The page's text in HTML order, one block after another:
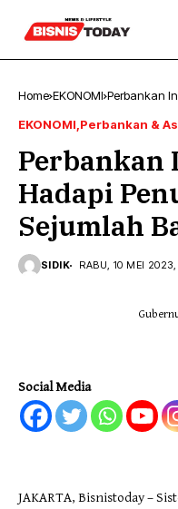
Home EKONOMI Perbankan
EKONOMI Perbankan &
Perbankan
Hadapi
Sejumlah
SIDIK RABU, 10 MEI
Social Media
JAKARTA, Bisnistoday –